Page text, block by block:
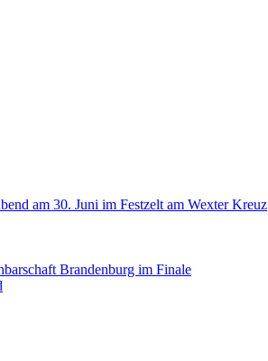
am 30. Juni im Festzelt am Wexter Kreuz
Brandenburg im Finale